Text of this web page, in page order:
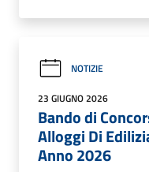
NOTIZIE
23 GIUGNO 2026
Bando di
Alloggi Di
Anno 2026